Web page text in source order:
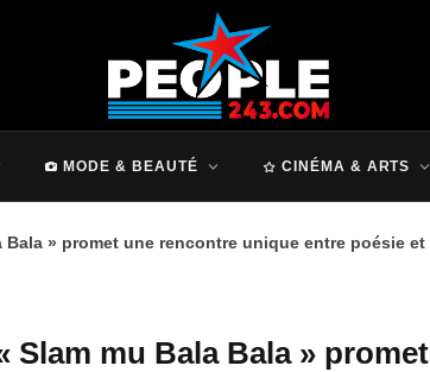
MODE & BEAUTÉ CINÉMA & ARTS
» promet une rencontre unique entre poésie et
mu Bala Bala » promet